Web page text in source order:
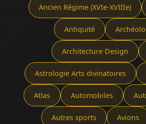
Ancien Régime (XVIe-XVIIIe)
Antiquité
Architecture Design
Astrologie Arts divinatoires
Atlas Automobiles
Autres sports Avions